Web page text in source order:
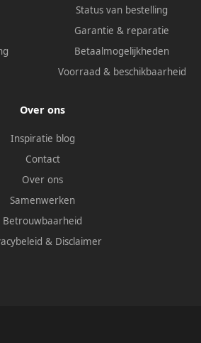
Status van bestelling
Garantie & reparatie
Betaalmogelijkheden
Voorraad & beschikbaarheid
Over ons
Inspiratie blog
Contact
Over ons
Samenwerken
Betrouwbaarheid
& Disclaimer